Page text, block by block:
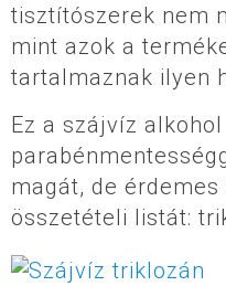
tisztítószerek nem
mint azok a
tartalmaznak ilyen
Ez a szájvíz alkohol
magát, de
összetételi listát: